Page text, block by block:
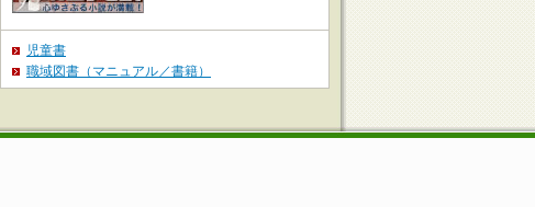
児童書
職域図書（マニュアル／書籍）